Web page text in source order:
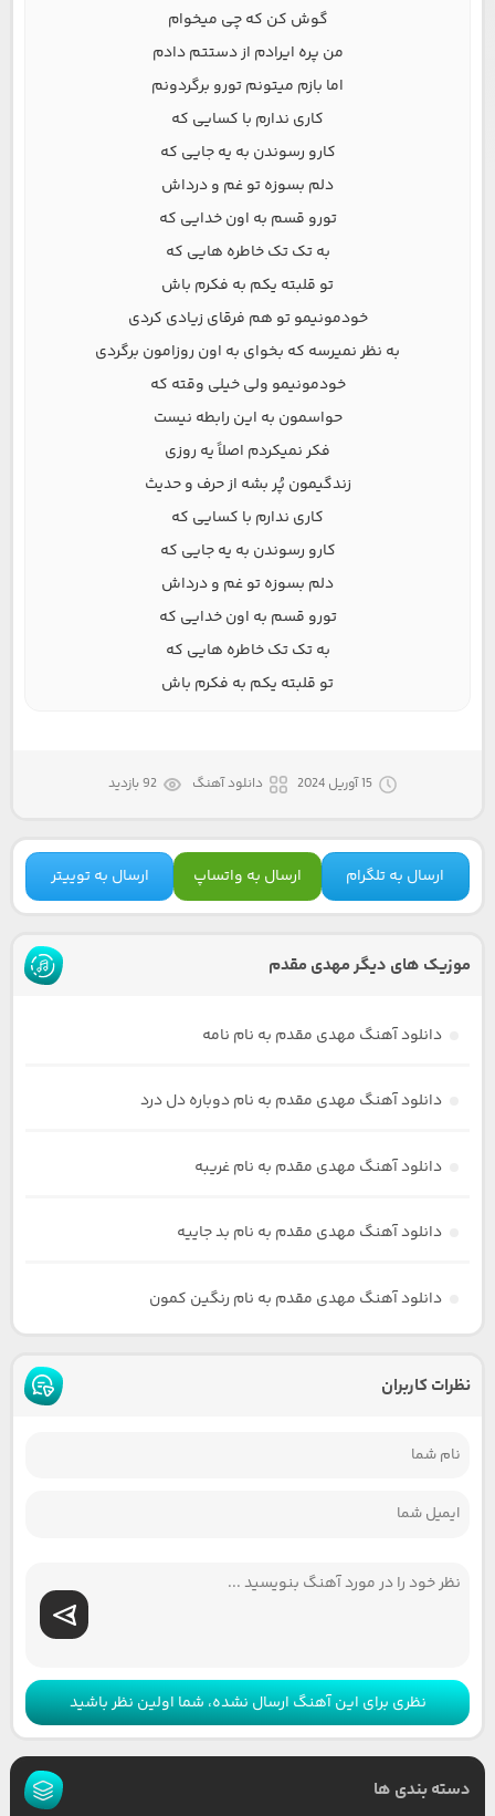
گوش کن که چی میخوام
من پره ایرادم از دستتم دادم
اما بازم میتونم تورو برگردونم
کاری ندارم با کسایی که
کارو رسوندن به یه جایی که
دلم بسوزه تو غم و درداش
تورو قسم به اون خدایی که
به تک تک خاطره هایی که
تو قلبته یکم به فکرم باش
خودمونیمو تو هم فرقای زیادی کردی
به نظر نمیرسه که بخوای به اون روزامون برگردی
خودمونیمو ولی خیلی وقته که
حواسمون به این رابطه نیست
فکر نمیکردم اصلاً یه روزی
زندگیمون پُر بشه از حرف و حدیث
کاری ندارم با کسایی که
کارو رسوندن به یه جایی که
دلم بسوزه تو غم و درداش
تورو قسم به اون خدایی که
به تک تک خاطره هایی که
تو قلبته یکم به فکرم باش
15 آوریل 2024 دانلود آهنگ 92 بازدید
ارسال به تلگرام ارسال به واتساپ ارسال به توییتر
موزیک های دیگر مهدی مقدم
دانلود آهنگ مهدی مقدم به نام نامه
دانلود آهنگ مهدی مقدم به نام دوباره دل درد
دانلود آهنگ مهدی مقدم به نام غریبه
دانلود آهنگ مهدی مقدم به نام بد جاییه
دانلود آهنگ مهدی مقدم به نام رنگین کمون
نظرات کاربران
نظری برای این آهنگ ارسال نشده، شما اولین نظر باشید
دسته بندی ها